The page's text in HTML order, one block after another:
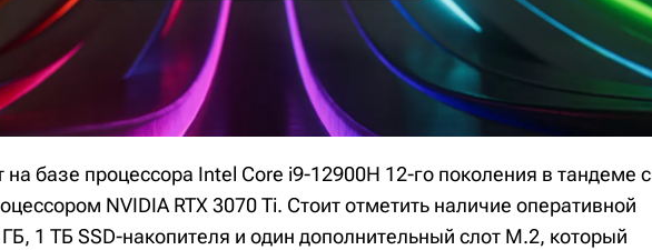
на базе процессора Intel Core i9-12900H 12-го поколения в тандеме с
NVIDIA RTX 3070 Ti. Стоит отметить наличие оперативной
1 ТБ SSD-накопителя и один дополнительный слот M.2, который